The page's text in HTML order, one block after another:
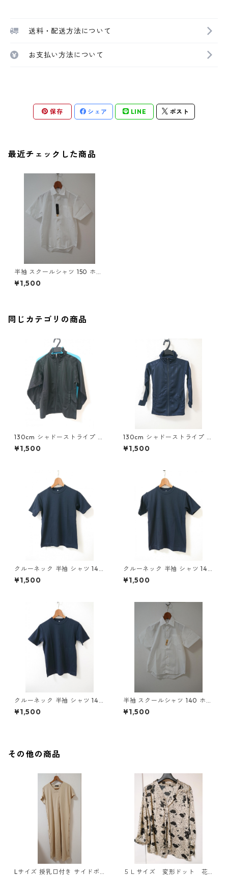
送料・配送方法について
お支払い方法について
保存 シェア LINE ポスト
最近チェックした商品
半袖 スクールシャツ 150 ホワ
イト ◆KIY-888◆
¥1,500
同じカテゴリの商品
130cm シャドーストライプ ジ
ャージ 上下セット ブラック×
スカイブルー ◆KIY-1127◆
¥1,500
130cm シャドーストライプ ジ
ャージ 上下セット ネイビー×
ホワイト ◆KIY-1126◆
¥1,500
クルーネック 半袖 シャツ 140
ネイビー ◆KIY-894◆
¥1,500
クルーネック 半袖 シャツ 140
ネイビー ◆KIY-893◆
¥1,500
クルーネック 半袖 シャツ 140
ネイビー ◆KIY-889◆
¥1,500
半袖 スクールシャツ 140 ホワ
イト ◆KIY-887◆
¥1,500
その他の商品
Lサイズ 授乳口付き サイドボ
５Ｌサイズ 変形ドット 花